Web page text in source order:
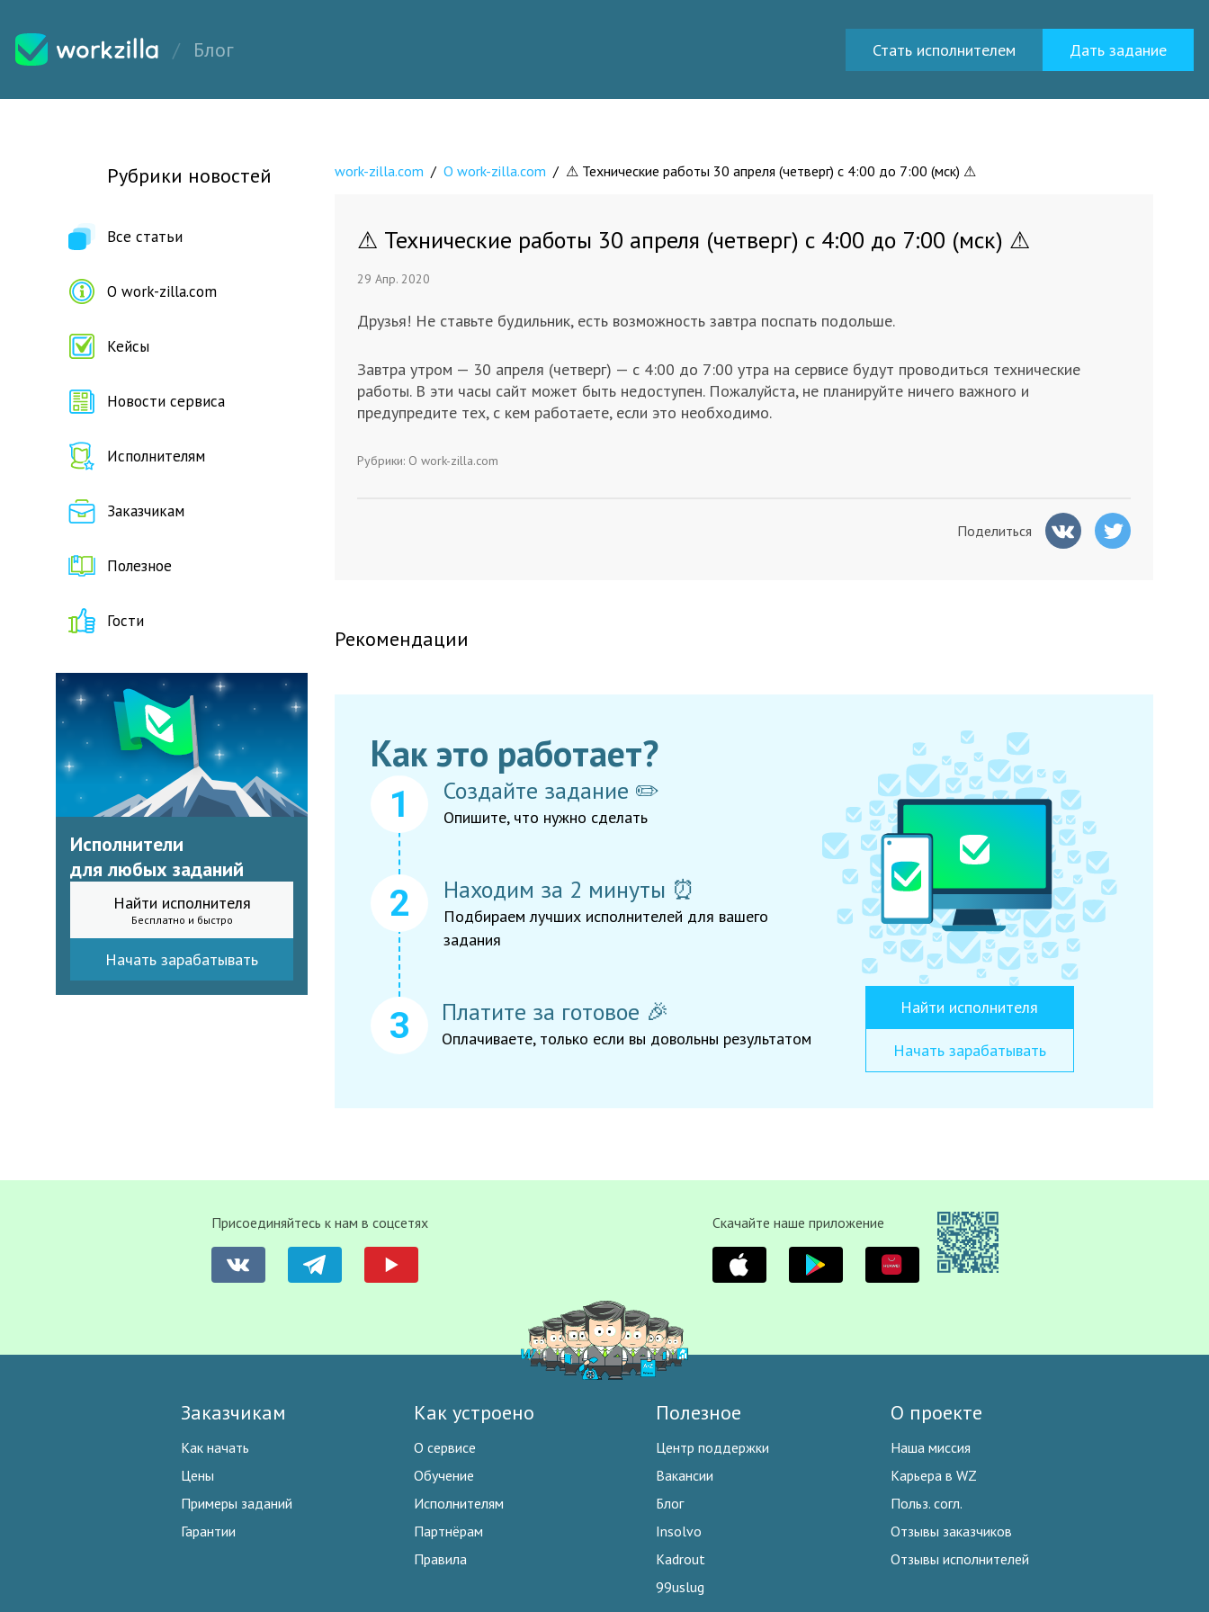
Блог Стать исполнителем Дать задание
Рубрики новостей
Все статьи
О work-zilla.com
Кейсы
Новости сервиса
Исполнителям
Заказчикам
Полезное
Гости
Исполнители
для любых заданий
Найти исполнителя
Бесплатно и быстро
Начать зарабатывать
work-zilla.com / О work-zilla.com / ⚠ Технические работы 30 апреля (четверг) с 4:00 до 7:00 (мск) ⚠
⚠ Технические работы 30 апреля (четверг) с 4:00 до 7:00 (мск) ⚠
29 Апр. 2020
Друзья! Не ставьте будильник, есть возможность завтра поспать подольше.
Завтра утром — 30 апреля (четверг) — с 4:00 до 7:00 утра на сервисе будут проводиться технические
работы. В эти часы сайт может быть недоступен. Пожалуйста, не планируйте ничего важного и
предупредите тех, с кем работаете, если это необходимо.
Рубрики: О work-zilla.com
Поделиться
Рекомендации
Как это работает?
Создайте задание ✏️
Опишите, что нужно сделать
Находим за 2 минуты ⏰
Подбираем лучших исполнителей для вашего
задания
Платите за готовое 🎉
Оплачиваете, только если вы довольны результатом
Найти исполнителя
Начать зарабатывать
Присоединяйтесь к нам в соцсетях Скачайте наше приложение
Заказчикам
Как начать
Цены
Примеры заданий
Гарантии
Как устроено
О сервисе
Обучение
Исполнителям
Партнёрам
Правила
Полезное
Центр поддержки
Вакансии
Блог
Insolvo
Kadrout
99uslug
О проекте
Наша миссия
Карьера в WZ
Польз. согл.
Отзывы заказчиков
Отзывы исполнителей